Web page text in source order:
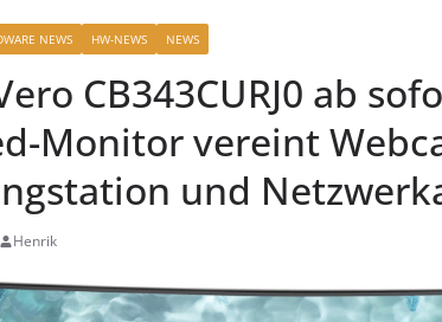
NEWS HW-NEWS NEWS
CB343CURJ0 ab
Monitor vereint
und
Henrik